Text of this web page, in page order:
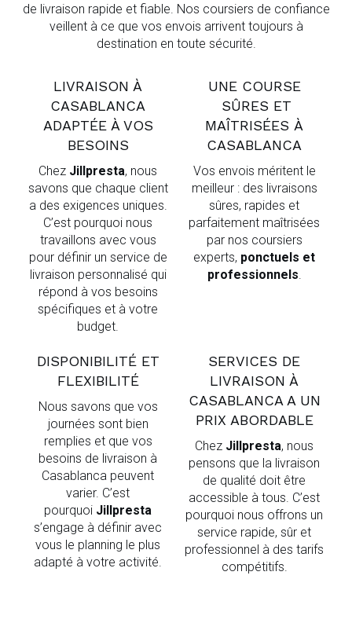
de livraison rapide et fiable. Nos coursiers de confiance
veillent à ce que vos envois arrivent toujours à
destination en toute sécurité.
LIVRAISON À
CASABLANCA
ADAPTÉE À VOS
BESOINS
Chez Jillpresta, nous
savons que chaque client
a des exigences uniques.
C’est pourquoi nous
travaillons avec vous
pour définir un service de
livraison personnalisé qui
répond à vos besoins
spécifiques et à votre
budget.
UNE COURSE
SÛRES ET
MAÎTRISÉES À
CASABLANCA
Vos envois méritent le
meilleur : des livraisons
sûres, rapides et
parfaitement maîtrisées
par nos coursiers
experts, ponctuels et
professionnels
DISPONIBILITÉ ET
FLEXIBILITÉ
Nous savons que vos
journées sont bien
remplies et que vos
besoins de livraison à
Casablanca peuvent
varier. C’est
pourquoi Jillpresta
s’engage à définir avec
vous le planning le plus
adapté à votre activité.
SERVICES DE
LIVRAISON À
CASABLANCA A UN
PRIX ABORDABLE
Chez Jillpresta, nous
pensons que la livraison
de qualité doit être
accessible à tous. C’est
pourquoi nous offrons un
service rapide, sûr et
professionnel à des tarifs
compétitifs.